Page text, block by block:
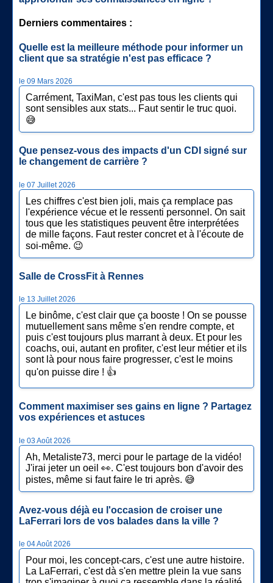
Derniers commentaires :
Quelle est la meilleure méthode pour informer un
client que sa stratégie n'est pas efficace ?
le 09 Mars 2026
Carrément, TaxiMan, c'est pas tous les clients qui
sont sensibles aux stats... Faut sentir le truc quoi.
😅
Que pensez-vous des impacts d'un CDI signé sur
le changement de carrière ?
le 07 Juillet 2026
Les chiffres c'est bien joli, mais ça remplace pas
l'expérience vécue et le ressenti personnel. On sait
tous que les statistiques peuvent être interprétées
de mille façons. Faut rester concret et à l'écoute de
soi-même. 😉
Salle de CrossFit à Rennes
le 13 Juillet 2026
Le binôme, c'est clair que ça booste ! On se pousse
mutuellement sans même s'en rendre compte, et
puis c'est toujours plus marrant à deux. Et pour les
coachs, oui, autant en profiter, c'est leur métier et ils
sont là pour nous faire progresser, c'est le moins
qu'on puisse dire ! 👍
Comment maximiser ses gains en ligne ? Partagez
vos expériences et astuces
le 03 Août 2026
Ah, Metaliste73, merci pour le partage de la vidéo!
J'irai jeter un oeil 👀. C'est toujours bon d'avoir des
pistes, même si faut faire le tri après. 😅
Avez-vous déjà eu l'occasion de croiser une
LaFerrari lors de vos balades dans la ville ?
le 04 Août 2026
Pour moi, les concept-cars, c'est une autre histoire.
La LaFerrari, c'est dà s'en mettre plein la vue sans